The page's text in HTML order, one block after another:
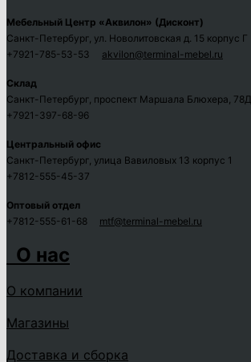
Мебельный Центр «Аквилон» (Дисконт)
Санкт-Петербург, ул. Новолитовская д. 15 корпус Г
+7921-785-53-53 akvilon@terminal-mebel.ru
Склад
Санкт-Петербург, проспект Маршала Блюхера, 78Д
+7921-397-68-96
Центральный офис
Санкт-Петербург, улица Вавиловых 13 корпус 1
+7812-555-45-37
Оптовый отдел
+7812-555-61-68 mtf@terminal-mebel.ru
О нас
О компании
Магазины
Доставка и сборка